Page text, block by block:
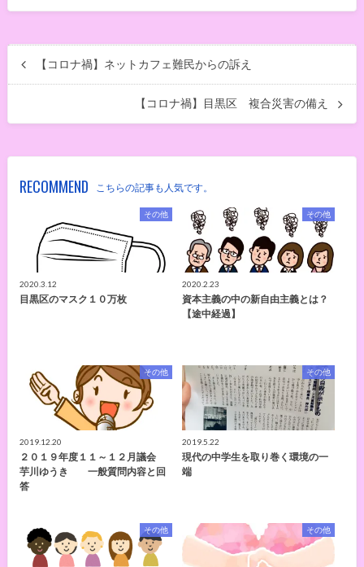
【コロナ禍】ネットカフェ難民からの訴え
【コロナ禍】目黒区 複合災害の備え
RECOMMEND こちらの記事も人気です。
その他
2020.3.12
目黒区のマスク１０万枚
その他
2020.2.23
資本主義の中の新自由主義とは？
【途中経過】
その他
2019.12.20
２０１９年度１１～１２月議会
芋川ゆうき 一般質問内容と回
答
その他
2019.5.22
現代の中学生を取り巻く環境の一
端
その他 その他